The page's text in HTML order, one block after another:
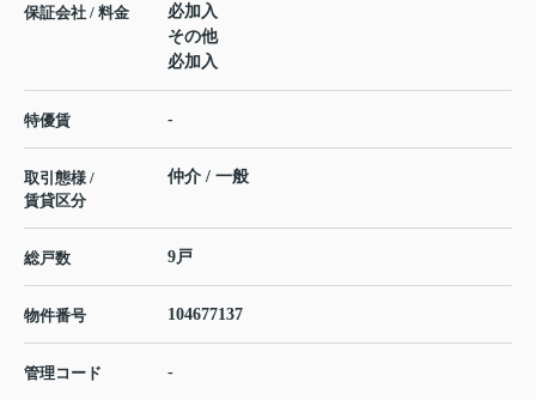
保証会社 / 料金
必加入
その他
必加入
特優賃 -
取引態様 /
賃貸区分
仲介 / 一般
総戸数 9戸
物件番号 104677137
管理コード -